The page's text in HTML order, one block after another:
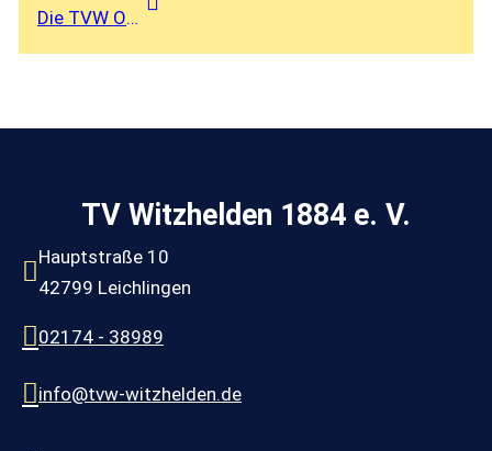
Die TVW Oster-Ralley
TV Witzhelden 1884 e. V.
Hauptstraße 10
42799 Leichlingen
02174 - 38989
info@tvw-witzhelden.de